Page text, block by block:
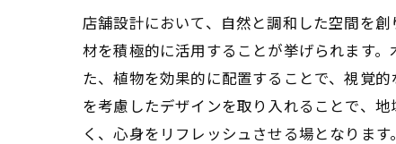
店舗設計において、自然と調和した空間を
材を積極的に活用することが挙げられます
た、植物を効果的に配置することで、視覚
を考慮したデザインを取り入れることで、
く、心身をリフレッシュさせる場となります。